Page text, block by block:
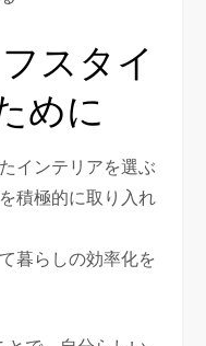
スタイ
めに
インテリアを選ぶ
積極的に取り入れ
暮らしの効率化を